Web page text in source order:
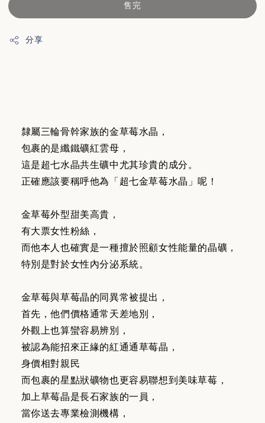
售完
分享
隸屬三輪骨幹家族的金草莓水晶，
包裹的是纖鐵礦紅雲母，
這是超七水晶共生礦中尤其珍貴的成分。
正確應該要稱呼他為「超七金草莓水晶」呢！
金草莓外型甜美高貴，
有大票女性粉絲，
而他本人也確實是一種擅於照顧女性能量的晶礦，
特別是對於女性內分泌系統。
金草莓與草莓晶的同異常被提出，
首先，他們價格通常天差地別，
外觀上也算蠻容易辨別，
被認為能招來正緣的紅通通草莓晶，
身價相對親民
而包裹的星點狀礦物也更容易聯想到美味草莓，
加上草莓晶是長石家族的一員，
當你送去專業檢測機構，